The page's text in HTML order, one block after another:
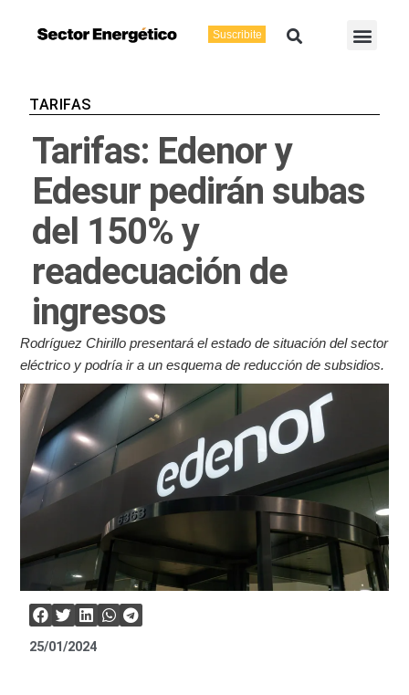
Suscribite Buscar
TARIFAS
Tarifas: Edenor y
Edesur pedirán subas
del 150% y
readecuación de
ingresos
Rodríguez Chirillo presentará el estado de situación del sector
eléctrico y podría ir a un esquema de reducción de subsidios.
25/01/2024